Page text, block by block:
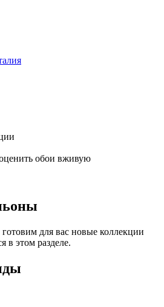
обои вживую
для вас новые коллекции
в этом разделе.